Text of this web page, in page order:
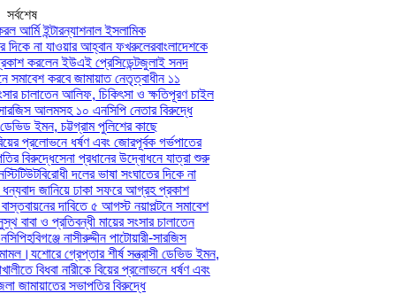
সর্বশেষ
ইন্টারন্যাশনাল ইসলামিক
না যাওয়ার আহ্বান ফখরুলেরবাংলাদেশকে
করলেন ইউএই প্রেসিডেন্টজুলাই সনদ
করবে জামায়াত নেতৃত্বাধীন ১১
চালাতেন আলিফ, চিকিৎসা ও ক্ষতিপূরণ চাইল
আলমসহ ১০ এনসিপি নেতার বিরুদ্ধে
ইমন, চট্টগ্রাম পুলিশের কাছে
প্রলোভনে ধর্ষণ এবং জোরপূর্বক গর্ভপাতের
বিরুদ্ধেসেনা প্রধানের উদ্বোধনে যাত্রা শুরু
বিরোধী দলের ভাষা সংঘাতের দিকে না
জানিয়ে ঢাকা সফরে আগ্রহ প্রকাশ
দাবিতে ৫ আগস্ট নয়াপল্টনে সমাবেশ
ও প্রতিবন্ধী মায়ের সংসার চালাতেন
হবিগঞ্জে নাসীরুদ্দীন পাটোয়ারী-সারজিস
যশোরে গ্রেপ্তার শীর্ষ সন্ত্রাসী ডেভিড ইমন,
বিধবা নারীকে বিয়ের প্রলোভনে ধর্ষণ এবং
সভাপতির বিরুদ্ধে